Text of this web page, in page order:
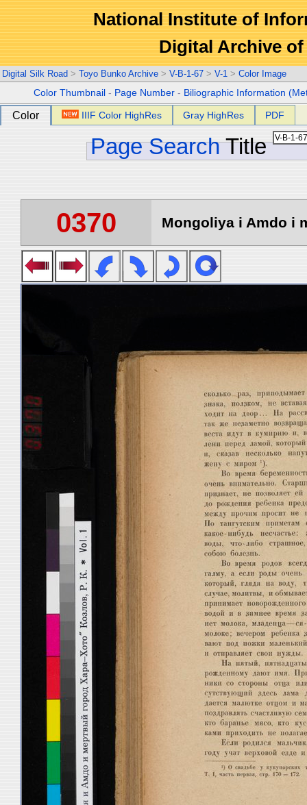
National Institute of
Digital Archive
Digital Silk Road > Toyo Bunko Archive > V-B-1-67 > V-1 > Color Image
Color Thumbnail - Page Number - Biliographic Information
Color IIIF Color HighRes Gray HighRes PDF
Page Search Title
0370 Mongoliya i Amdo i